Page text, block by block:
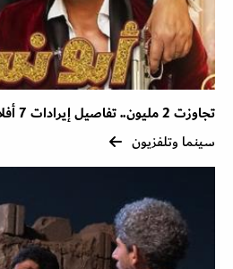
تجاوزت 2 مليون.. تفاصيل إيرادات 7 أفلام في شباك التذاكر أمس
سينما وتلفزيون